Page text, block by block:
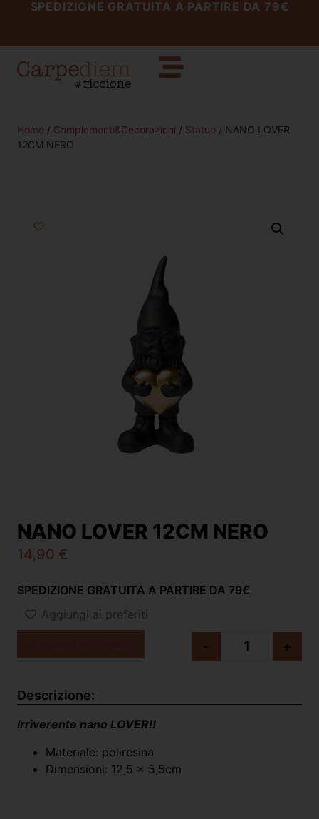
SPEDIZIONE GRATUITA A PARTIRE DA 79€
Home / Complementi&Decorazioni / Statue / NANO LOVER
12CM NERO
NANO LOVER 12CM NERO
14,90 €
SPEDIZIONE GRATUITA A PARTIRE DA 79€
Aggiungi ai preferiti
- +
Descrizione:
Irriverente nano LOVER!!
Materiale: poliresina
Dimensioni: 12,5 x 5,5cm